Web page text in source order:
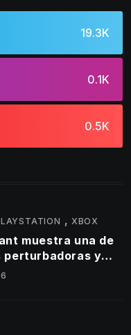
19.3K
0.1K
0.5K
, XBOX
muestra una de
perturbadoras y
de su